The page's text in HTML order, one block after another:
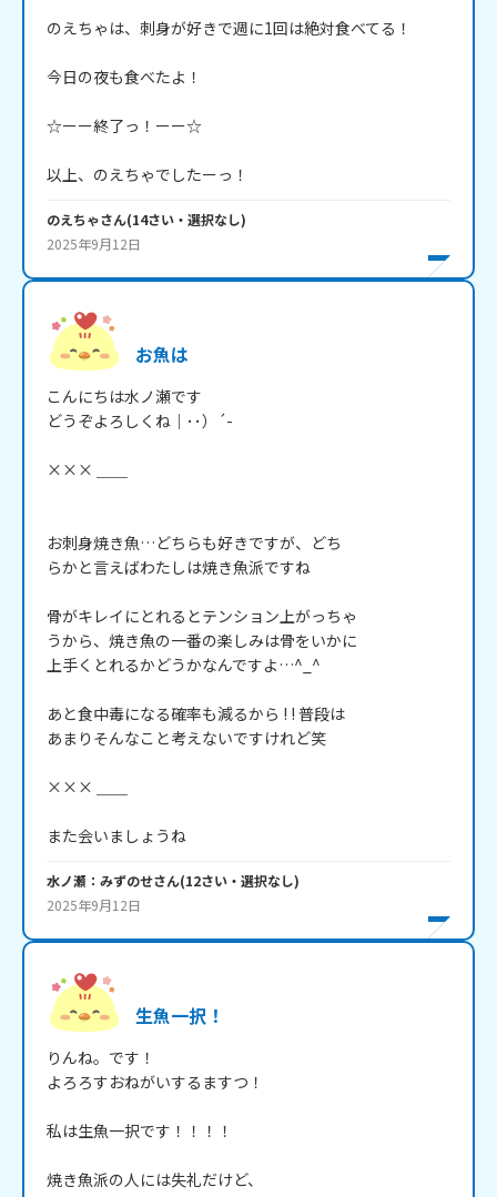
のえちゃは、刺身が好きで週に1回は絶対食べてる！
今日の夜も食べたよ！
☆ーー終了っ！ーー☆
以上、のえちゃでしたーっ！
のえちゃさん(14さい・ 選択なし)
2025年9月12日
お魚は
こんにちは水ノ瀬です
どうぞよろしくね｜･･）´-
××× ＿＿
お刺身焼き魚…どちらも好きですが、どち
らかと言えばわたしは焼き魚派ですね
骨がキレイにとれるとテンション上がっちゃ
うから、焼き魚の一番の楽しみは骨をいかに
上手くとれるかどうかなんですよ…^_^
あと食中毒になる確率も減るから ! ! 普段は
あまりそんなこと考えないですけれど笑
××× ＿＿
また会いましょうね
水ノ瀬：みずのせさん(12さい・ 選択なし)
2025年9月12日
生魚一択！
りんね。です！
よろろすおねがいするますつ！
私は生魚一択です！！！！
焼き魚派の人には失礼だけど、